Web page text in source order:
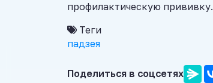
профилактическую прививку.
Теги
падзея
Поделиться в соцсетях